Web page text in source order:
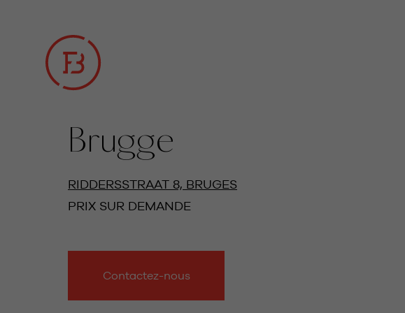
Brugge
RIDDERSSTRAAT 8, BRUGES
PRIX SUR DEMANDE
Contactez-nous